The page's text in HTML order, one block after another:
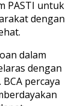
PASTI untuk
dengan
dalam
dengan
percaya